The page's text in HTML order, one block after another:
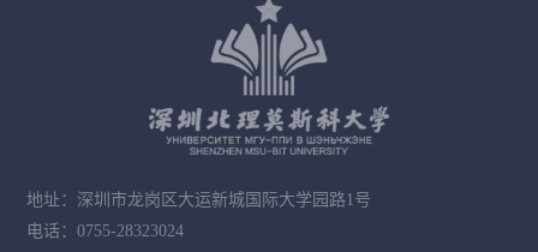
地址：深圳市龙岗区大运新城国际大学园路1号
电话：0755-28323024